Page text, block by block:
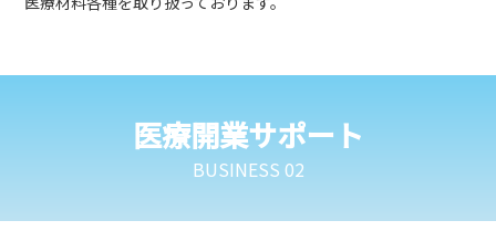
医療開業サポート
BUSINESS 02